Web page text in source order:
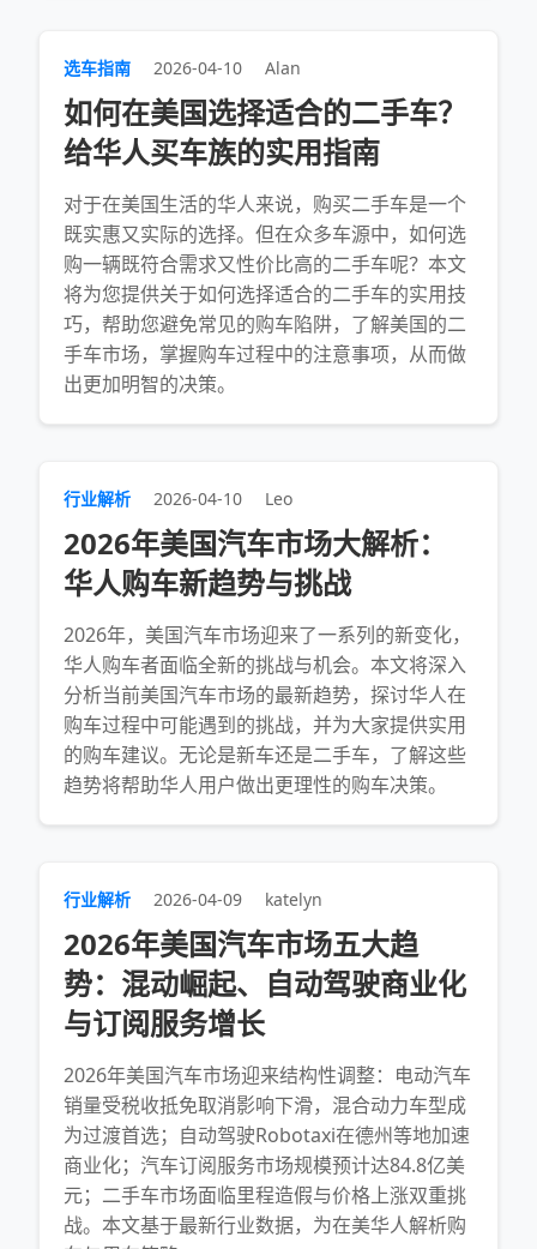
选车指南 2026-04-10 Alan
如何在美国选择适合的二手车？
给华人买车族的实用指南
对于在美国生活的华人来说，购买二手车是一个
既实惠又实际的选择。但在众多车源中，如何选
购一辆既符合需求又性价比高的二手车呢？本文
将为您提供关于如何选择适合的二手车的实用技
巧，帮助您避免常见的购车陷阱，了解美国的二
手车市场，掌握购车过程中的注意事项，从而做
出更加明智的决策。
行业解析 2026-04-10 Leo
2026年美国汽车市场大解析：
华人购车新趋势与挑战
2026年，美国汽车市场迎来了一系列的新变化，
华人购车者面临全新的挑战与机会。本文将深入
分析当前美国汽车市场的最新趋势，探讨华人在
购车过程中可能遇到的挑战，并为大家提供实用
的购车建议。无论是新车还是二手车，了解这些
趋势将帮助华人用户做出更理性的购车决策。
行业解析 2026-04-09 katelyn
2026年美国汽车市场五大趋
势：混动崛起、自动驾驶商业化
与订阅服务增长
2026年美国汽车市场迎来结构性调整：电动汽车
销量受税收抵免取消影响下滑，混合动力车型成
为过渡首选；自动驾驶Robotaxi在德州等地加速
商业化；汽车订阅服务市场规模预计达84.8亿美
元；二手车市场面临里程造假与价格上涨双重挑
战。本文基于最新行业数据，为在美华人解析购